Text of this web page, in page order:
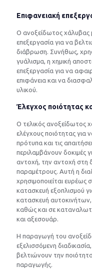
Επιφανειακή
Ο ανοξείδωτος χάλυβας
επεξεργασία για να
διάβρωση. Συνήθως,
γυάλισμα, η χημική
επεξεργασία για να
επιφάνεια και να
υλικού.
Έλεγχος ποιότητας
Ο τελικός ανοξείδωτος
ελέγχους ποιότητας για
πρότυπα και τις
περιλαμβάνουν δοκιμές
αντοχή, την αντοχή στη
παραμέτρους. Αυτή η
χρησιμοποιείται
κατασκευή εξοπλισμού
κατασκευή
καθώς και σε
και αξεσουάρ.
Η παραγωγή του
εξελισσόμενη
βελτιώνουν την
παραγωγής.